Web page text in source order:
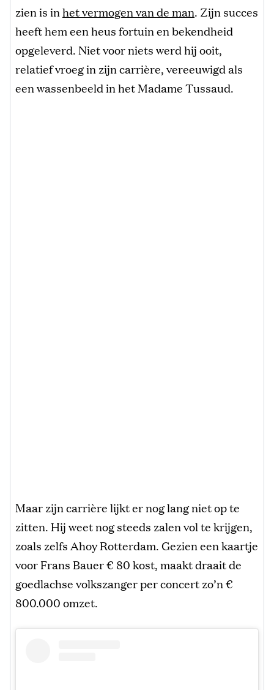
zien is inhet vermogen van de man. Zijn succes
heeft hem een heus fortuin en bekendheid
opgeleverd. Niet voor niets werd hij ooit,
relatief vroeg in zijn carrière, vereeuwigd als
een wassenbeeld in het Madame Tussaud.
Maar zijn carrière lijkt er nog lang niet op te
zitten. Hij weet nog steeds zalen vol te krijgen,
zoals zelfs Ahoy Rotterdam. Gezien een kaartje
voor Frans Bauer € 80 kost, maakt draait de
goedlachse volkszanger per concert zo’n €
800.000 omzet.